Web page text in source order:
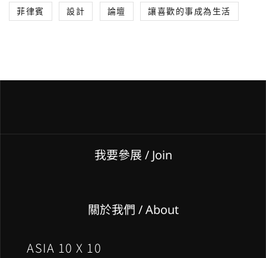
菲律賓 設計 論壇 讓喜歡的事成為生活
我要參展 / Join
關於我們 / About
ASIA 10 X 10